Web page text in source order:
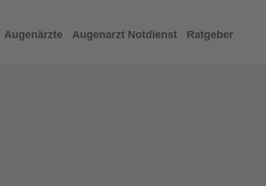
Augenärzte Augenarzt Notdienst Ratgeber